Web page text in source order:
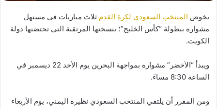
يخوض المنتخب السعودي لكرة القدم ثلاث مباريات في مستهل
مشواره ببطولة “كأس الخليج”؛ بنسختها المرتقبة التي تحتضنها دولة
الكويت.
ويبدأ “الأخضر” مشواره بمواجهة البحرين يوم الأحد 22 ديسمبر في
الساعة 8:30 مساءً.
ومن المقرر أن يلتقي المنتخب السعودي نظيره اليمني، يوم الأربعاء